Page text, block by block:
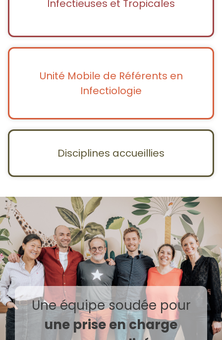
Infectieuses et Tropicales
Unité Mobile de Référents en
Infectiologie
Disciplines accueillies
Une équipe soudée pour
une prise en charge